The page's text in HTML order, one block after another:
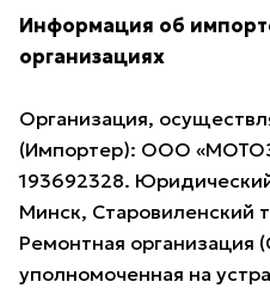
Информация об
организациях
Организация,
(Импортер): ООО
193692328.
Минск, Старовиленский
Ремонтная организация
уполномоченная на